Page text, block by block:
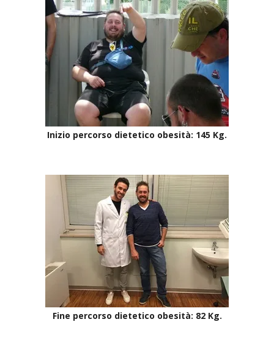
Inizio percorso dietetico obesità: 145 Kg.
Fine percorso dietetico obesità: 82 Kg.